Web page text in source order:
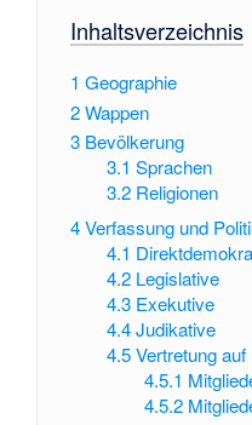
Inhaltsverzeichnis
1 Geographie
2Wappen
3 Bevölkerung
3.1 Sprachen
3.2 Religionen
4Verfassung und
4.1
4.2 Legislative
4.3 Exekutive
4.4 Judikative
4.5 Vertretung
4.5.1
4.5.2